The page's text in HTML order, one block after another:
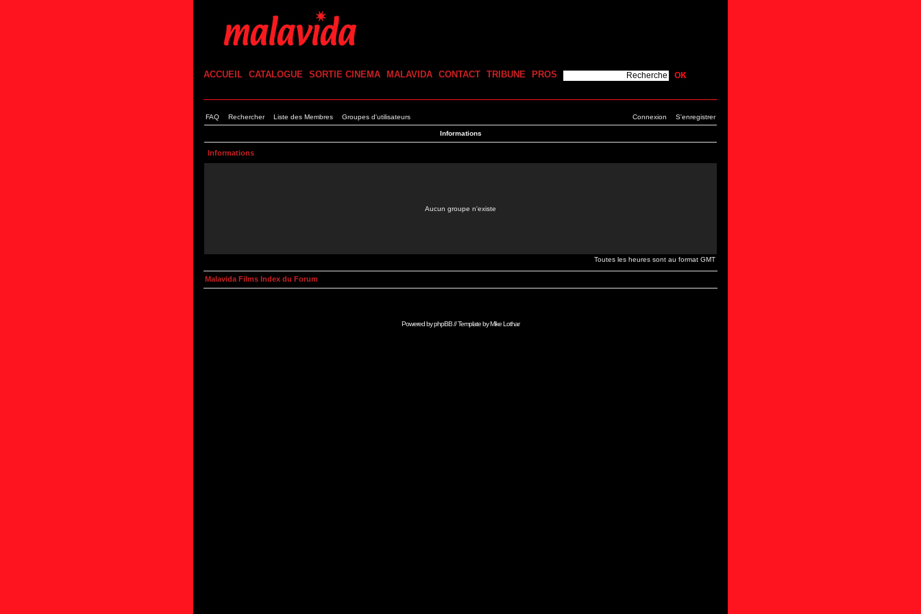
ACCUEIL CATALOGUE SORTIE CINEMA MALAVIDA CONTACT TRIBUNE PROS
FAQ Rechercher Liste des Membres Groupes d'utilisateurs Connexion S'enregistrer
Informations
Informations
Aucun groupe n'existe
Toutes les heures sont au format GMT
Malavida Films Index du Forum
Powered byphpBB// Template byMike Lothar